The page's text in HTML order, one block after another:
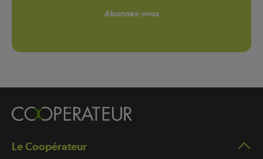
Abonnez-vous
Le Coopérateur